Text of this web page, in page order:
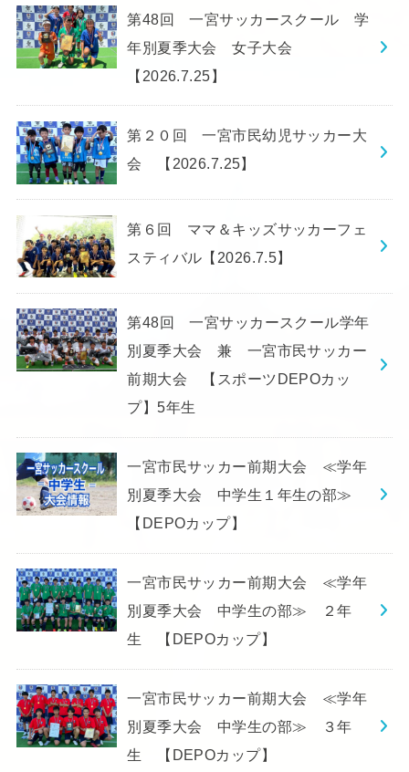
第48回 一宮サッカースクール 学
年別夏季大会 女子大会
【2026.7.25】
第２０回 一宮市民幼児サッカー大
会 【2026.7.25】
第６回 ママ＆キッズサッカーフェ
スティバル【2026.7.5】
第48回 一宮サッカースクール学年
別夏季大会 兼 一宮市民サッカー
前期大会 【スポーツDEPOカッ
プ】5年生
一宮市民サッカー前期大会 ≪学年
別夏季大会 中学生１年生の部≫
【DEPOカップ】
一宮市民サッカー前期大会 ≪学年
別夏季大会 中学生の部≫ ２年
生 【DEPOカップ】
一宮市民サッカー前期大会 ≪学年
別夏季大会 中学生の部≫ ３年
生 【DEPOカップ】